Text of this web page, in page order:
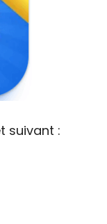
suivant :